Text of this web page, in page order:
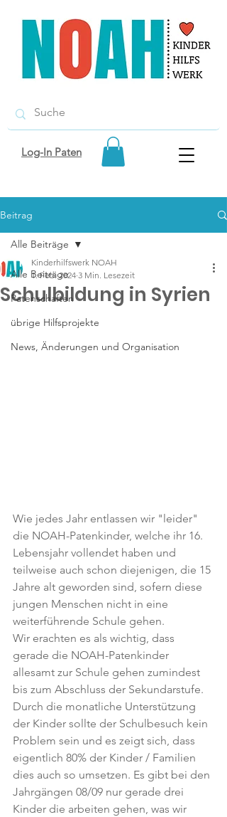
Log-In Paten
Beitrag
Alle Beiträge
Patenschaften
übrige Hilfsprojekte
News, Änderungen und Organisation
Alle Beiträge
Schulbildung in Syrien
Kinderhilfswerk NOAH
1. Feb. 2024 3 Min. Lesezeit
Wie jedes Jahr entlassen wir "leider"
die NOAH-Patenkinder, welche ihr 16.
Lebensjahr vollendet haben und
teilweise auch schon diejenigen, die 15
Jahre alt geworden sind, sofern diese
jungen Menschen nicht in eine
weiterführende Schule gehen.
Wir erachten es als wichtig, dass
gerade die NOAH-Patenkinder
allesamt zur Schule gehen zumindest
bis zum Abschluss der Sekundarstufe.
Durch die monatliche Unterstützung
der Kinder sollte der Schulbesuch kein
Problem sein und es zeigt sich, dass
eigentlich 80% der Kinder / Familien
dies auch so umsetzen. Es gibt bei den
Jahrgängen 08/09 nur gerade drei
Kinder die arbeiten gehen, was wir